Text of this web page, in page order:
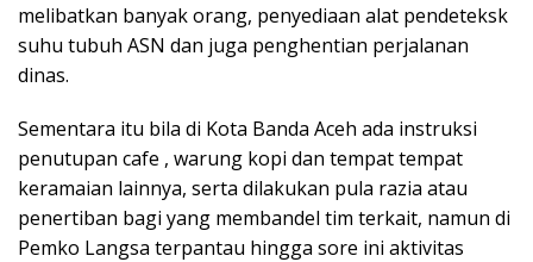
melibatkan banyak orang, penyediaan alat pendeteksk
suhu tubuh ASN dan juga penghentian perjalanan
dinas.
Sementara itu bila di Kota Banda Aceh ada instruksi
penutupan cafe , warung kopi dan tempat tempat
keramaian lainnya, serta dilakukan pula razia atau
penertiban bagi yang membandel tim terkait, namun di
Pemko Langsa terpantau hingga sore ini aktivitas